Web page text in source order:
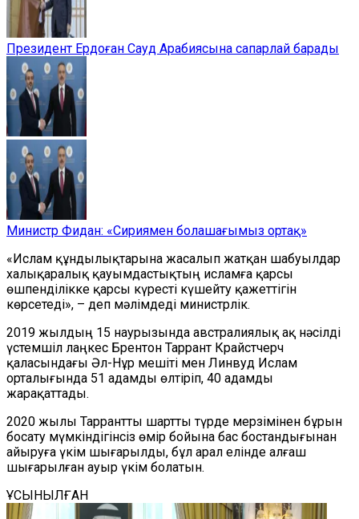
Президент Ердоған Сауд Арабиясына сапарлай барады
Министр Фидан: «Сириямен болашағымыз ортақ»
«Ислам құндылықтарына жасалып жатқан шабуылдар
халықаралық қауымдастықтың исламға қарсы
өшпенділікке қарсы күресті күшейту қажеттігін
көрсетеді», – деп мәлімдеді министрлік.
2019 жылдың 15 наурызында австралиялық ақ нәсілді
үстемшіл лаңкес Брентон Таррант Крайстчерч
қаласындағы Әл-Нұр мешіті мен Линвуд Ислам
орталығында 51 адамды өлтіріп, 40 адамды
жарақаттады.
2020 жылы Таррантты шартты түрде мерзімінен бұрын
босату мүмкіндігінсіз өмір бойына бас бостандығынан
айыруға үкім шығарылды, бұл арал елінде алғаш
шығарылған ауыр үкім болатын.
ҰСЫНЫЛҒАН